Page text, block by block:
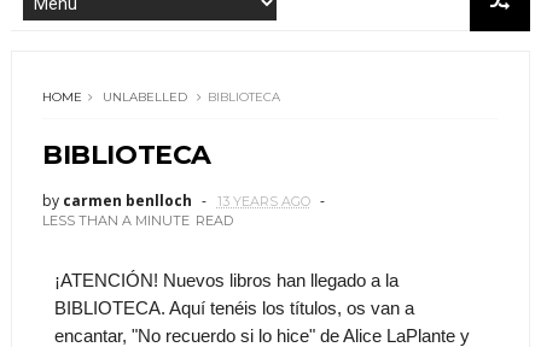
HOME UNLABELLED BIBLIOTECA
BIBLIOTECA
by carmen benlloch
13 YEARS AGO
LESS THAN A MINUTE READ
¡ATENCIÓN! Nuevos libros han llegado a la
BIBLIOTECA. Aquí tenéis los títulos, os van a
encantar, "No recuerdo si lo hice" de Alice LaPlante y